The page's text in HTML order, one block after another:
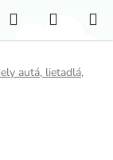
Hľadať
KOŠÍK
autá, lietadlá,